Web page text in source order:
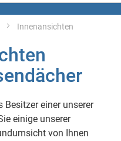
Innenansichten
Besitzer einer unserer
einige unserer
von Ihnen